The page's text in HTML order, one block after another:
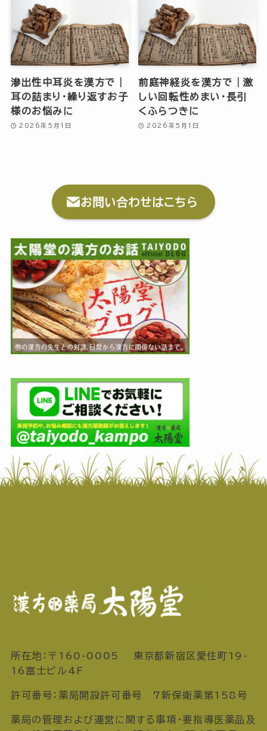
滲出性中耳炎を漢方で｜
耳の詰まり・繰り返すお子
様のお悩みに
2026年5月1日
前庭神経炎を漢方で｜激
しい回転性めまい・長引
くふらつきに
2026年5月1日
お問い合わせはこちら
所在地：〒160-0005 東京都新宿区愛住町19-
16富士ビル4F
許可番号：薬局開設許可番号 7新保衛薬第158号
薬局の管理および運営に関する事項・要指導医薬品及